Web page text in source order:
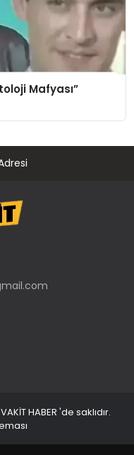
Mafyası”
HABER 'de saklıdır.